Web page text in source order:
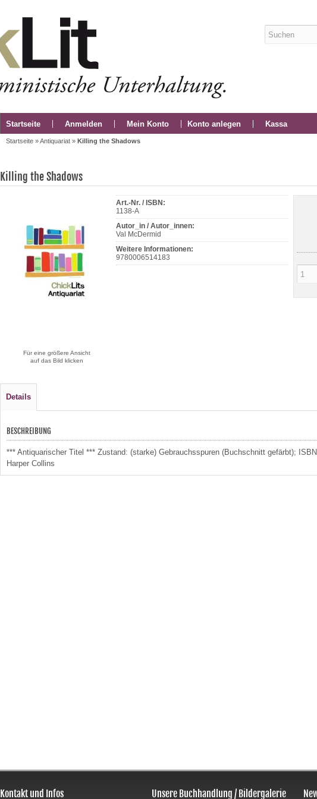
Startseite Anmelden Mein Konto Konto anlegen Kassa
Startseite »Antiquariat » Killing the Shadows
Killing the Shadows
Für eine größere Ansicht
auf das Bild klicken
Art.-Nr. / ISBN:
1138-A
Autor_in / Autor_innen:
Val McDermid
Weitere Informationen:
9780006514183
Details
BESCHREIBUNG
*** Antiquarischer Titel *** Zustand: (starke) Gebrauchsspuren (Buchschnitt gefärbt);
Harper Collins
Kontakt und Infos Unsere Buchhandlung / Bildergalerie